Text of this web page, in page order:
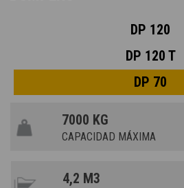
DP 120
DP 120 T
DP 70
7000 KG
CAPACIDAD MÁXIMA
4,2 M3